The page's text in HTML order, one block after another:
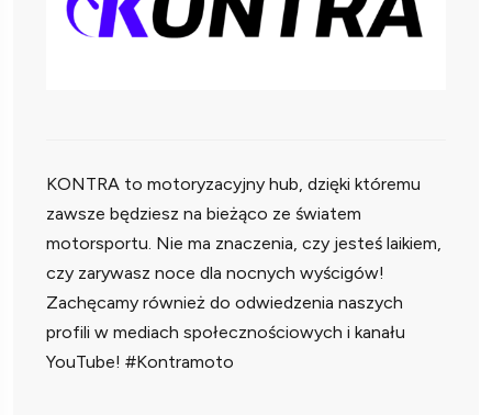
KONTRA to motoryzacyjny hub, dzięki któremu
zawsze będziesz na bieżąco ze światem
motorsportu. Nie ma znaczenia, czy jesteś laikiem,
czy zarywasz noce dla nocnych wyścigów!
Zachęcamy również do odwiedzenia naszych
profili w mediach społecznościowych i kanału
YouTube! #Kontramoto